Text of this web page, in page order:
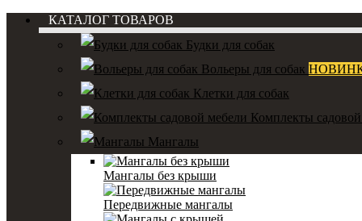
КАТАЛОГ ТОВАРОВ
Будки для собак
Вольеры для собак
Клетки для собак
Комплекты
Мангалы
Мангалы без крыши
Передвижные мангалы